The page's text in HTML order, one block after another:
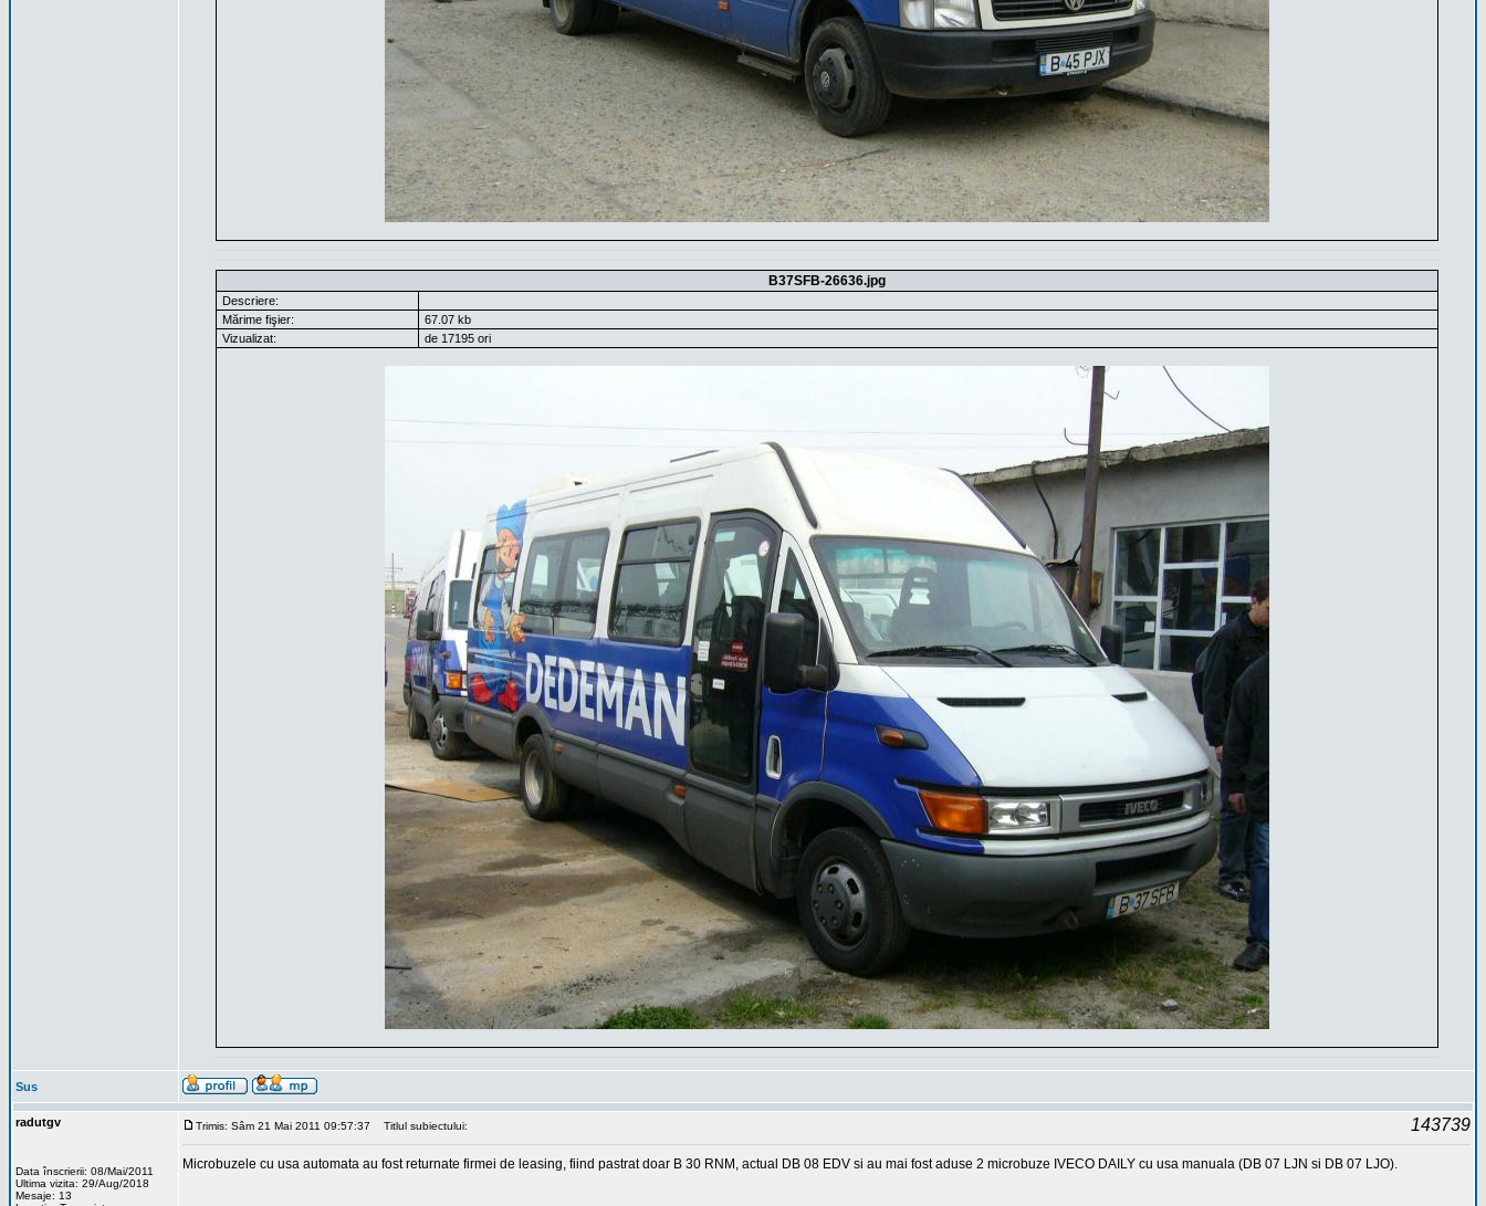
B37SFB-26636.jpg
Descriere:
Mărime fişier:
67.07 kb
Vizualizat:
de 17195 ori
Sus
radutgv
Data înscrierii: 08/Mai/2011
Ultima vizita: 29/Aug/2018
Mesaje: 13
Trimis: Sâm 21 Mai 2011 09:57:37 Titlul subiectului: 143739
Microbuzele cu usa automata au fost returnate firmei de leasing, fiind pastrat doar B 30 RNM, actual DB 08 EDV si au mai fost aduse 2 microbuze IVECO DAILY cu usa manuala (DB 07 LJN si DB 07 LJO).